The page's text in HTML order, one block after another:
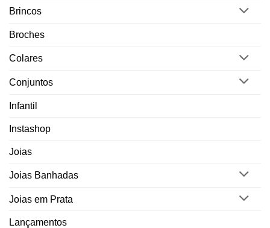
Brincos
Broches
Colares
Conjuntos
Infantil
Instashop
Joias
Joias Banhadas
Joias em Prata
Lançamentos